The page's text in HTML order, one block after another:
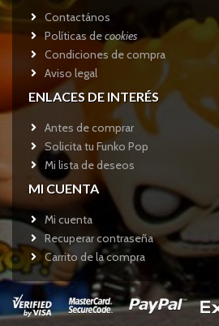
Contactános
Políticas decookies
Condiciones de compra
Aviso legal
ENLACES DE INTERÉS
Antes de comprar
Solicita tu Funko Pop
Mi lista de deseos
MI CUENTA
Mi cuenta
Recuperar contraseña
Carrito de la compra